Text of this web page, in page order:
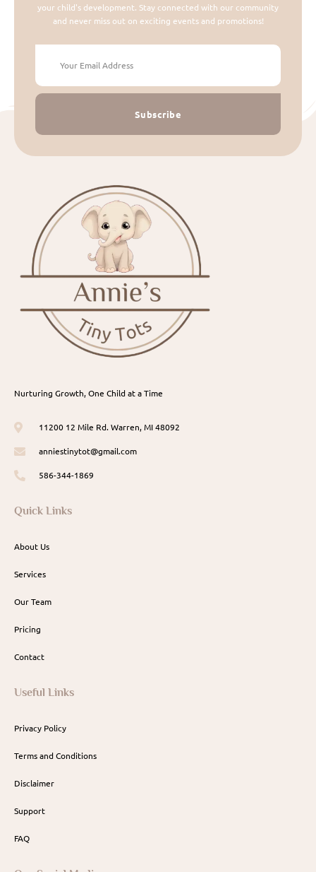
your child's development. Stay connected with our community
and never miss out on exciting events and promotions!
Subscribe
Nurturing Growth, One Child at a Time
11200 12 Mile Rd. Warren, MI 48092
anniestinytot@gmail.com
586-344-1869
Quick Links
About Us
Services
Our Team
Pricing
Contact
Useful Links
Privacy Policy
Terms and Conditions
Disclaimer
Support
FAQ